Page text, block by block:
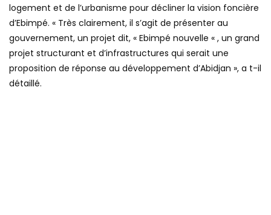
logement et de l’urbanisme pour décliner la vision foncière
d’Ebimpé. « Très clairement, il s’agit de présenter au
gouvernement, un projet dit, « Ebimpé nouvelle « , un grand
projet structurant et d’infrastructures qui serait une
proposition de réponse au développement d’Abidjan », a t-il
détaillé.